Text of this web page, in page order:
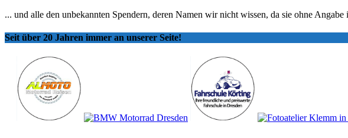
... und alle den unbekannten Spendern, deren Namen wir nicht wissen, da sie ohne
Seit über 20 Jahren immer an unserer Seite!